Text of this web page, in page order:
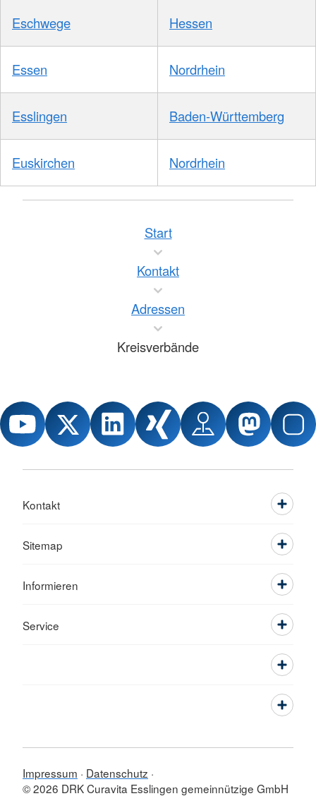
Eschwege Hessen
Essen Nordrhein
Esslingen Baden-Württemberg
Euskirchen Nordrhein
Start
Kontakt
Adressen
Kreisverbände
Kontakt
Sitemap
Informieren
Service
Impressum
Datenschutz
© 2026 DRK Curavita Esslingen gemeinnützige GmbH